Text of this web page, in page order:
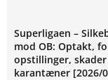
Superligaen –
mod OB: Optakt,
opstillinger,
karantæner [2026/